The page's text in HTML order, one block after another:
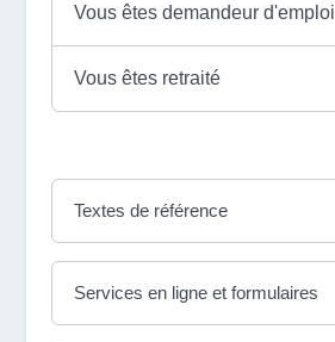
Vous êtes demandeur d'emploi
Vous êtes retraité
Textes de référence
Services en ligne et formulaires